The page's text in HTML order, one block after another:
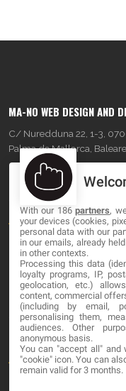
MA-NO WEB DESIGN AND
C/ Nuredduna 22, 1-3,
Palma de Mallorca,
OUR COMPANY
About
Blog
Contact
LEGAL
Cookies
Avviso Legale
With our 186partners,
your devices (cookies,
personal data with our
in our emails, already
in other contexts.
Processing this data
loyalty programs, IP,
geolocation, etc.)
content, commercial
(including by email,
personalising them,
audiences. Other
anonymous basis.
You can "accept all" and
"cookie" icon. You can
remain valid for 3 months.